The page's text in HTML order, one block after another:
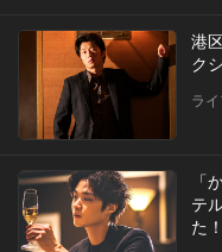
港
ク
ラ
「
テ
た！